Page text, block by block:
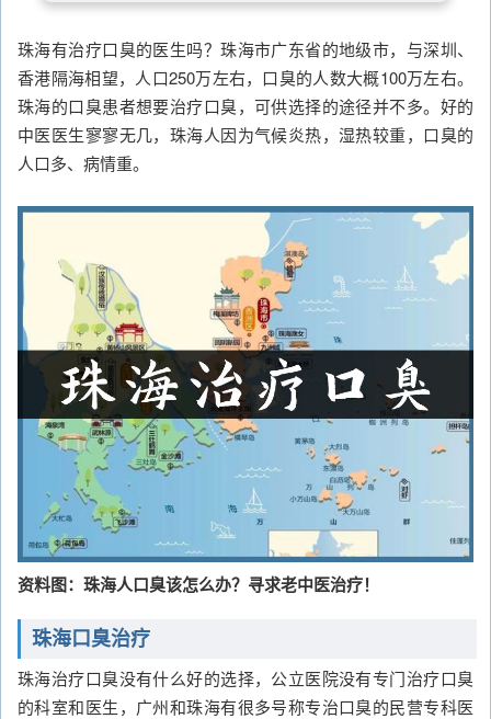
珠海有治疗口臭的医生吗？珠海市广东省的地级市，与深圳、
香港隔海相望，人口250万左右，口臭的人数大概100万左右。
珠海的口臭患者想要治疗口臭，可供选择的途径并不多。好的
中医医生寥寥无几，珠海人因为气候炎热，湿热较重，口臭的
人口多、病情重。
资料图：珠海人口臭该怎么办？寻求老中医治疗！
珠海口臭治疗
珠海治疗口臭没有什么好的选择，公立医院没有专门治疗口臭
的科室和医生，广州和珠海有很多号称专治口臭的民营专科医